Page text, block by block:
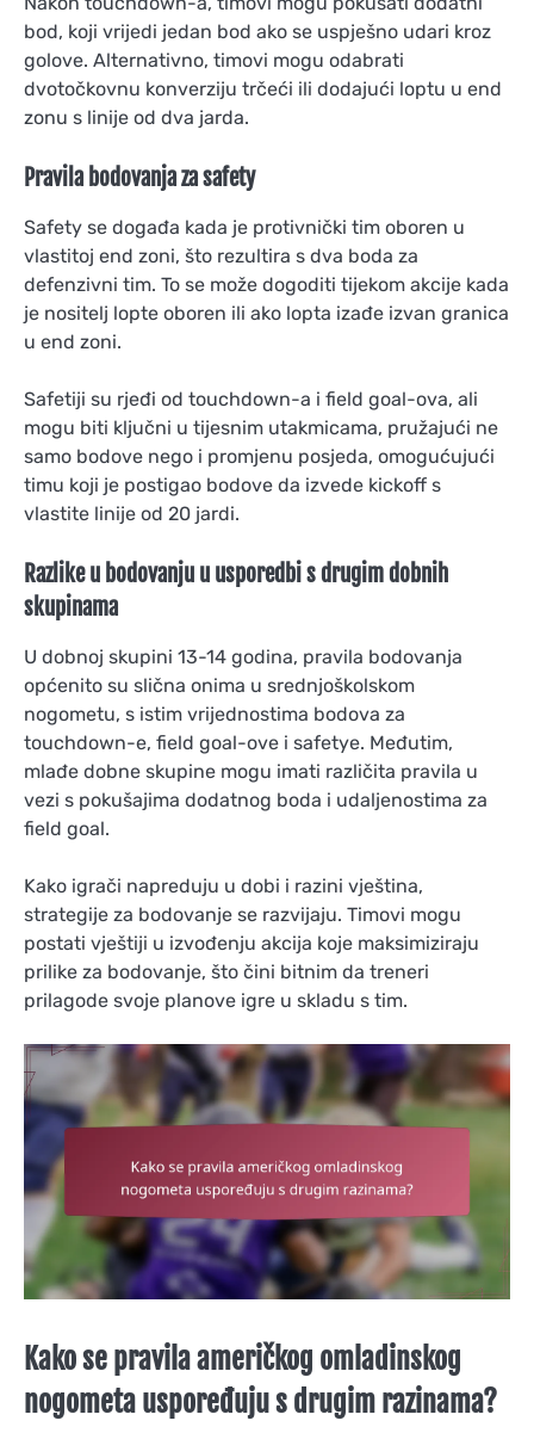
bod, koji vrijedi jedan bod ako se uspješno udari kroz
golove. Alternativno, timovi mogu odabrati
dvotočkovnu konverziju trčeći ili dodajući loptu u end
zonu s linije od dva jarda.
Pravila bodovanja za safety
Safety se događa kada je protivnički tim oboren u
vlastitoj end zoni, što rezultira s dva boda za
defenzivni tim. To se može dogoditi tijekom akcije kada
je nositelj lopte oboren ili ako lopta izađe izvan granica
u end zoni.
Safetiji su rjeđi od touchdown-a i field goal-ova, ali
mogu biti ključni u tijesnim utakmicama, pružajući ne
samo bodove nego i promjenu posjeda, omogućujući
timu koji je postigao bodove da izvede kickoff s
vlastite linije od 20 jardi.
Razlike u bodovanju u usporedbi s drugim dobnih
skupinama
U dobnoj skupini 13-14 godina, pravila bodovanja
općenito su slična onima u srednjoškolskom
nogometu, s istim vrijednostima bodova za
touchdown-e, field goal-ove i safetye. Međutim,
mlađe dobne skupine mogu imati različita pravila u
vezi s pokušajima dodatnog boda i udaljenostima za
field goal.
Kako igrači napreduju u dobi i razini vještina,
strategije za bodovanje se razvijaju. Timovi mogu
postati vještiji u izvođenju akcija koje maksimiziraju
prilike za bodovanje, što čini bitnim da treneri
prilagode svoje planove igre u skladu s tim.
Kako se pravila američkog omladinskog
nogometa uspoređuju s drugim razinama?